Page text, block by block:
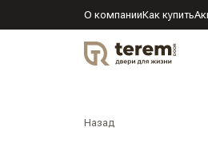
О компанииКак купить
DOOR
Назад